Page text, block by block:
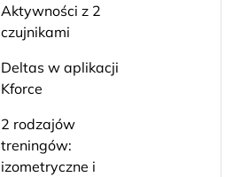
Aktywności z 2
czujnikami
Deltas w aplikacji
Kforce
2 rodzajów
treningów:
izometryczne i